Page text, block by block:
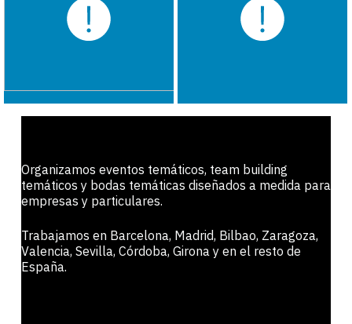
Organizamos eventos temáticos, team building
temáticos y bodas temáticas diseñados a medida para
empresas y particulares.
Trabajamos en Barcelona, Madrid, Bilbao, Zaragoza,
Valencia, Sevilla, Córdoba, Girona y en el resto de
España.